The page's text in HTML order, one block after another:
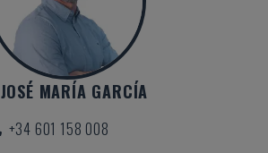
JOSÉ MARÍA GARCÍA
+34 601 158 008